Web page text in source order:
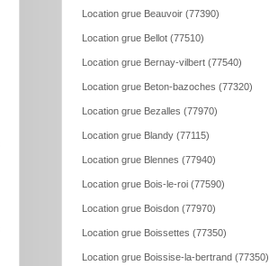
Location grue Beauvoir (77390)
Location grue Bellot (77510)
Location grue Bernay-vilbert (77540)
Location grue Beton-bazoches (77320)
Location grue Bezalles (77970)
Location grue Blandy (77115)
Location grue Blennes (77940)
Location grue Bois-le-roi (77590)
Location grue Boisdon (77970)
Location grue Boissettes (77350)
Location grue Boissise-la-bertrand (77350)